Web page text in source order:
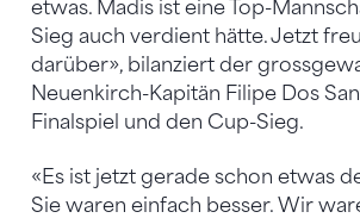
etwas. Madis ist eine Top-
Sieg auch verdient hätte. Jetzt
darüber», bilanziert der
Neuenkirch-Kapitän Filipe Dos
Finalspiel und den Cup-Sieg.
«Es ist jetzt gerade schon etwas
Sie waren einfach besser. Wir